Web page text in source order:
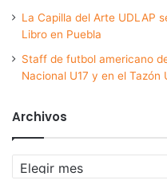
La Capilla del Arte UDLAP
Libro en Puebla
Staff de futbol americano
Nacional U17 y en el Tazón
Archivos
Archivos